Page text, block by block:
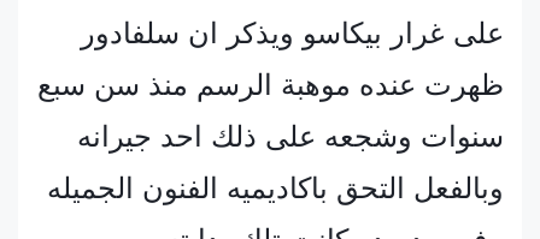
على غرار بيكاسو ويذكر ان سلفادور
ظهرت عنده موهبة الرسم منذ سن سبع
سنوات وشجعه على ذلك احد جيرانه
وبالفعل التحق باكاديميه الفنون الجميله